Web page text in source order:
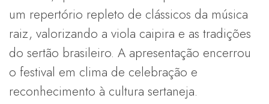
um repertório repleto de clássicos da música
raiz, valorizando a viola caipira e as tradições
do sertão brasileiro. A apresentação encerrou
o festival em clima de celebração e
reconhecimento à cultura sertaneja.